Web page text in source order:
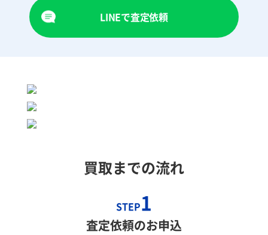
LINEで査定依頼
買取までの流れ
STEP1
査定依頼のお申込